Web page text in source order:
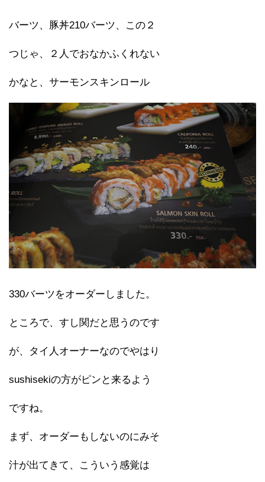
バーツ、豚丼210バーツ、この２
つじゃ、２人でおなかふくれない
かなと、サーモンスキンロール
330バーツをオーダーしました。
ところで、すし関だと思うのです
が、タイ人オーナーなのでやはり
sushisekiの方がピンと来るよう
ですね。
まず、オーダーもしないのにみそ
汁が出てきて、こういう感覚は